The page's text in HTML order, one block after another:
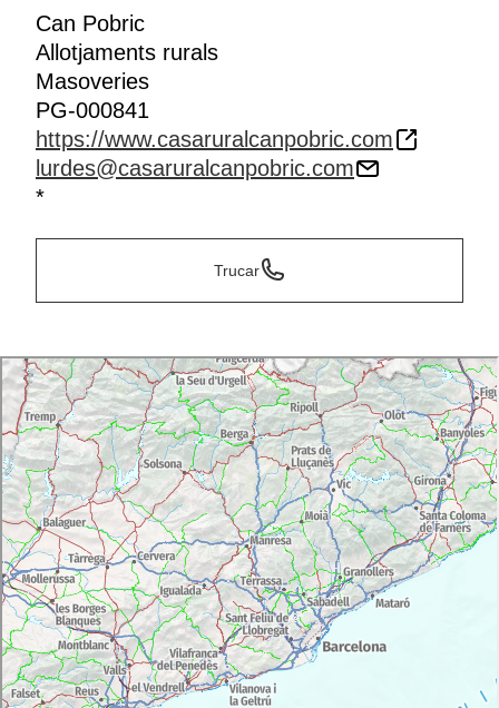
Can Pobric
Allotjaments rurals
Masoveries
PG-000841
https://www.casaruralcanpobric.com
lurdes@casaruralcanpobric.com
*
Trucar